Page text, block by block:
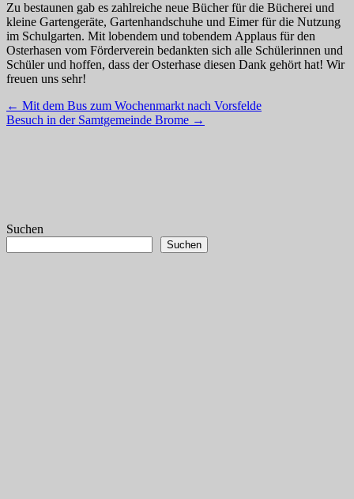
Zu bestaunen gab es zahlreiche neue Bücher für die Bücherei und
kleine Gartengeräte, Gartenhandschuhe und Eimer für die Nutzung
im Schulgarten. Mit lobendem und tobendem Applaus für den
Osterhasen vom Förderverein bedankten sich alle Schülerinnen und
Schüler und hoffen, dass der Osterhase diesen Dank gehört hat! Wir
freuen uns sehr!
Post
navigation
← Mit dem Bus zum Wochenmarkt nach Vorsfelde
Besuch in der Samtgemeinde Brome →
Suchen
Suchen